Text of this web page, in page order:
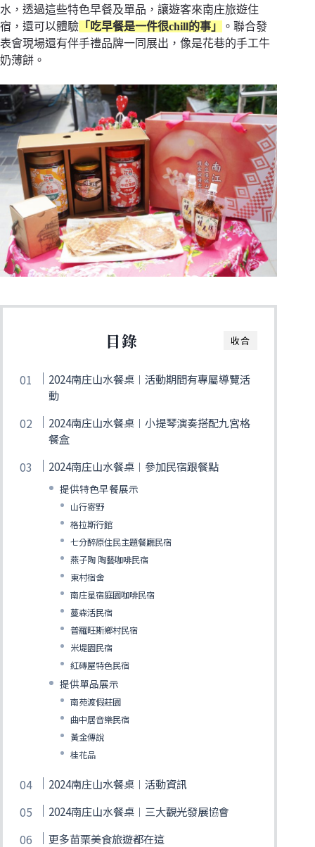
水，透過這些特色早餐及單品，讓遊客來南庄旅遊住
宿，還可以體驗 「吃早餐是一件很chill的事」
。聯合發
表會現場還有伴手禮品牌一同展出，像是花巷的手工牛
奶薄餅。
收合
目錄
2024南庄山水餐桌︱活動期間有專屬導覽活
動
2024南庄山水餐桌︱小提琴演奏搭配九宮格
餐盒
2024南庄山水餐桌︱參加民宿跟餐點
提供特色早餐展示
山行寄野
格拉斯行館
七分醉原住民主題餐廳民宿
燕子陶 陶藝咖啡民宿
東村宿舍
南庄星宿庭園咖啡民宿
蔓森活民宿
普羅旺斯鄉村民宿
米堤園民宿
紅磚屋特色民宿
提供單品展示
南苑渡假莊園
曲中居音樂民宿
黃金傳說
桂花品
2024南庄山水餐桌︱活動資訊
2024南庄山水餐桌︱三大觀光發展協會
更多苗栗美食旅遊都在這